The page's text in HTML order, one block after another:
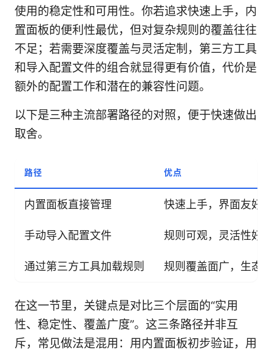
使用的稳定性和可用性。你若追求快速上手，内
置面板的便利性最优，但对复杂规则的覆盖往往
不足；若需要深度覆盖与灵活定制，第三方工具
和导入配置文件的组合就显得更有价值，代价是
额外的配置工作和潜在的兼容性问题。
以下是三种主流部署路径的对照，便于快速做出
取舍。
路径 优点
内置面板直接管理 快速上手，界面友好
手动导入配置文件 规则可观，灵活性好
通过第三方工具加载规则 规则覆盖面广，生态
在这一节里，关键点是对比三个层面的“实用
性、稳定性、覆盖广度”。这三条路径并非互
斥，常见做法是混用：用内置面板初步验证，用